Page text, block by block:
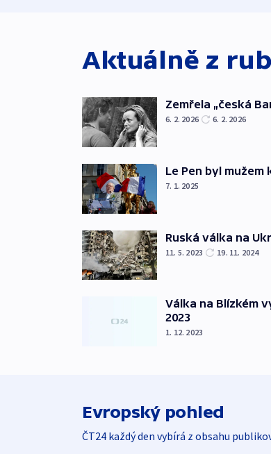
Aktuálně z
Zemřela „česká
6. 2. 2026 6. 2. 2026
Le Pen byl
7. 1. 2025
Ruská válka na
11. 5. 2023 19. 11. 2024
Válka na Blízkém
2023
1. 12. 2023
Evropský pohled
ČT24 každý den vybírá z obsahu